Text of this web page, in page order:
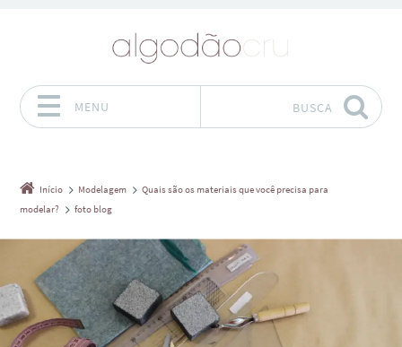
MENU BUSCA
Início Modelagem
Quais são os materiais que você precisa para
modelar?
foto blog